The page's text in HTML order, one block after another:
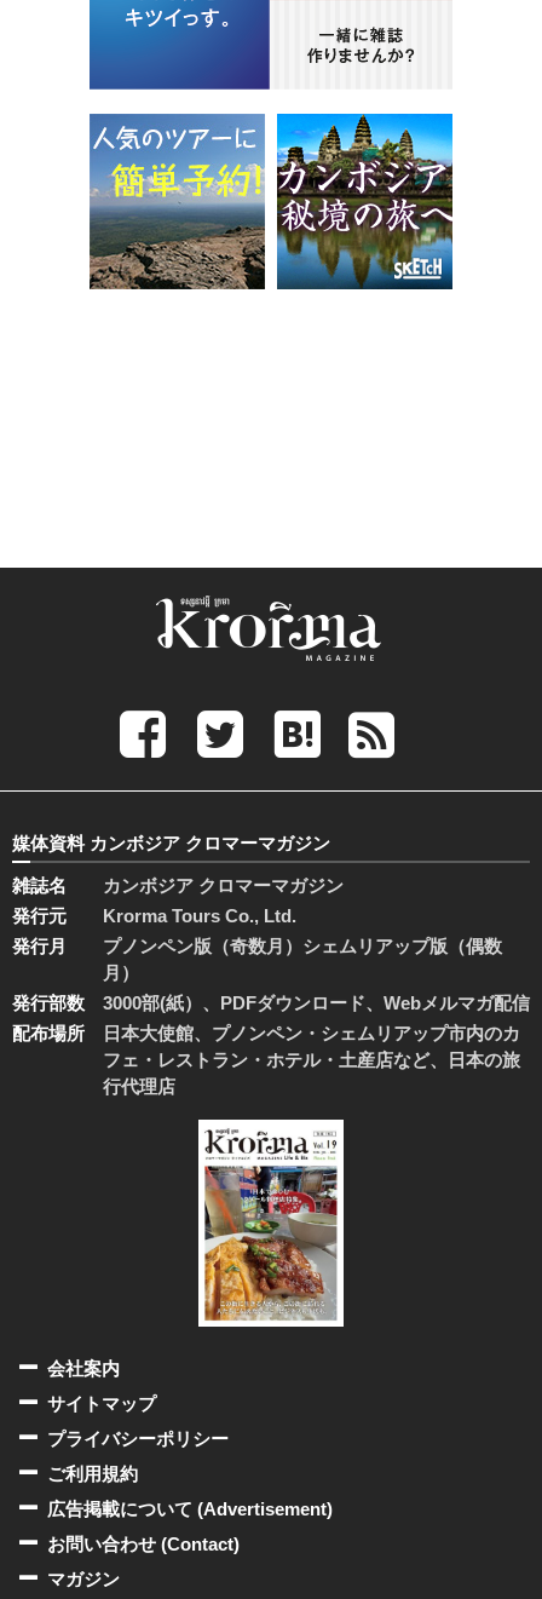
媒体資料 カンボジア クロマーマガジン
雑誌名
カンボジア クロマーマガジン
発行元
Krorma Tours Co., Ltd.
発行月
プノンペン版（奇数月）シェムリアップ版（偶数
月）
発行部数
3000部(紙）、PDFダウンロード、Webメルマガ配信
配布場所
日本大使館、プノンペン・シェムリアップ市内のカ
フェ・レストラン・ホテル・土産店など、日本の旅
行代理店
会社案内
サイトマップ
プライバシーポリシー
ご利用規約
広告掲載について (Advertisement)
お問い合わせ (Contact)
マガジン